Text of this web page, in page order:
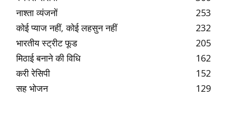
नाश्ता व्यंजनों
253
कोई प्याज नहीं, कोई लहसुन नहीं
232
भारतीय स्ट्रीट फूड
205
मिठाई बनाने की विधि
162
करी रेसिपी
152
सह भोजन
129